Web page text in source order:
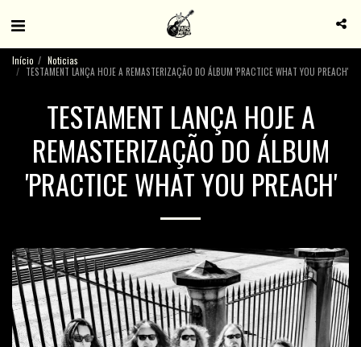
Início
Noticias
TESTAMENT LANÇA HOJE A REMASTERIZAÇÃO DO ÁLBUM 'PRACTICE WHAT YOU PREACH'
TESTAMENT LANÇA HOJE A
REMASTERIZAÇÃO DO ÁLBUM
'PRACTICE WHAT YOU PREACH'